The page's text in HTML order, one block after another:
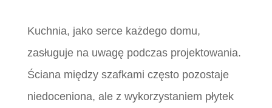
Kuchnia, jako serce każdego domu,
zasługuje na uwagę podczas projektowania.
Ściana między szafkami często pozostaje
niedoceniona, ale z wykorzystaniem płytek